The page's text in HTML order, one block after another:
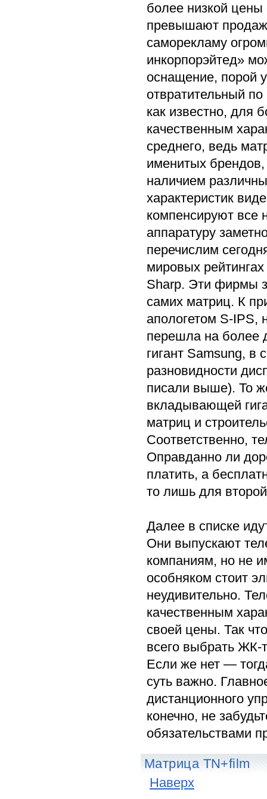
более низкой
превышают
саморекламу
инкорпорэйтед»
оснащение, порой
отвратительный
как известно, для
качественным
среднего, ведь
именитых
наличием
характеристик
компенсируют все
аппаратуру
перечислим
мировых
Sharp. Эти фирмы
самих матриц. К
апологетом S-IPS,
перешла на более
гигант Samsung, в
разновидности
писали выше). То
вкладывающей
матриц и
Соответственно,
Оправданно ли
платить, а
то лишь для
Далее в списке
Они выпускают
компаниям, но не
особняком стоит
неудивительно.
качественным
своей цены. Так
всего выбрать ЖК-
Если же нет —
суть важно.
дистанционного
конечно, не
обязательствами
Матрица TN+film
Наверх